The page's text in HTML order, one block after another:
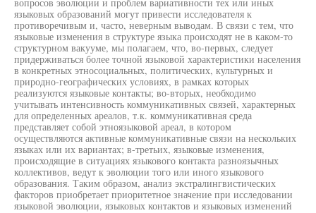
языковых образований могут привести исследователя к
противоречивым и, часто, неверным выводам. В связи с тем, что
языковые изменения в структуре языка происходят не в каком-то
структурном вакууме, мы полагаем, что, во-первых, следует
придерживаться более точной языковой характеристики населения
в конкретных этносоциальных, политических, культурных и
природно-географических условиях, в рамках которых
реализуются языковые контакты; во-вторых, необходимо
учитывать интенсивность коммуникативных связей, характерных
для определенных ареалов, т.к. коммуникативная среда
представляет собой этноязыковой ареал, в котором
осуществляются активные коммуникативные связи на нескольких
языках или их вариантах; в-третьих, языковые изменения,
происходящие в ситуациях языкового контакта разноязычных
коллективов, ведут к эволюции того или иного языкового
образования. Таким образом, анализ экстралингвистических
факторов приобретает приоритетное значение при исследовании
языковой эволюции, языковых контактов и языковых изменений